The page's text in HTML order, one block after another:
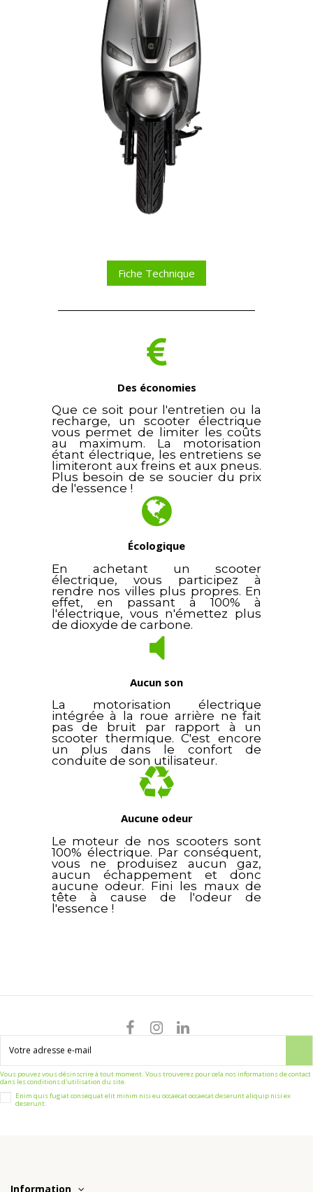
Fiche Technique
Des économies
Que ce soit pour l'entretien ou la
recharge, un scooter électrique
vous permet de limiter les coûts
au maximum. La motorisation
étant électrique, les entretiens se
limiteront aux freins et aux pneus.
Plus besoin de se soucier du prix
de l'essence !
Écologique
En achetant un scooter
électrique, vous participez à
rendre nos villes plus propres. En
effet, en passant à 100% à
l'électrique, vous n'émettez plus
de dioxyde de carbone.
Aucun son
La motorisation électrique
intégrée à la roue arrière ne fait
pas de bruit par rapport à un
scooter thermique. C'est encore
un plus dans le confort de
conduite de son utilisateur.
Aucune odeur
Le moteur de nos scooters sont
100% électrique. Par conséquent,
vous ne produisez aucun gaz,
aucun échappement et donc
aucune odeur. Fini les maux de
tête à cause de l'odeur de
l'essence !
Vous pouvez vous désinscrire à tout moment. Vous trouverez pour cela nos informations de contact
dans les conditions d'utilisation du site.
Enim quis fugiat consequat elit minim nisi eu occaecat occaecat deserunt aliquip nisi ex
deserunt.
Information